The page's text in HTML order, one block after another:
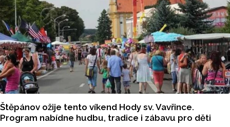
Štěpánov ožije tento víkend Hody sv. Vavřince.
Program nabídne hudbu, tradice i zábavu pro děti